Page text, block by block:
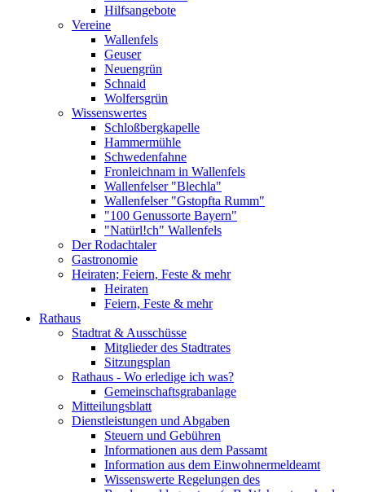
Hilfsangebote
Vereine
Wallenfels
Geuser
Neuengrün
Schnaid
Wolfersgrün
Wissenswertes
Schloßbergkapelle
Hammermühle
Schwedenfahne
Fronleichnam in Wallenfels
Wallenfelser "Blechla"
Wallenfelser "Gstopfta Rumm"
"100 Genussorte Bayern"
"Natürl!ch" Wallenfels
Der Rodachtaler
Gastronomie
Heiraten; Feiern, Feste & mehr
Heiraten
Feiern, Feste & mehr
Rathaus
Stadtrat & Ausschüsse
Mitglieder des Stadtrates
Sitzungsplan
Rathaus - Wo erledige ich was?
Gemeinschaftsgrabanlage
Mitteilungsblatt
Dienstleistungen und Abgaben
Steuern und Gebühren
Informationen aus dem Passamt
Information aus dem Einwohnermeldeamt
Wissenswerte Regelungen des